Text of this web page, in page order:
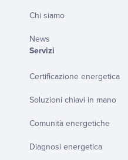
Chi siamo
News
Servizi
Certificazione energetica
Soluzioni chiavi in mano
Comunità energetiche
Diagnosi energetica